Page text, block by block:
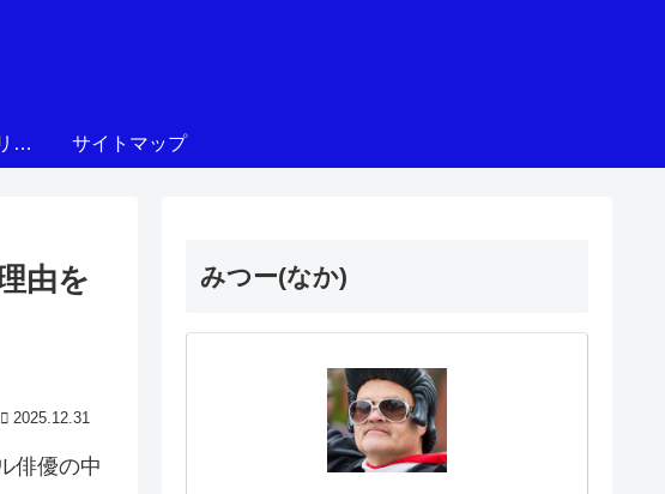
プライバシーポリシー サイトマップ
由を
2025.12.31
俳優の中
みつー(なか)